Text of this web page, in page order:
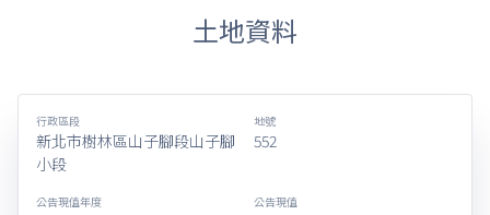
土地資料
行政區段
新北市樹林區山子腳段山子腳
小段
地號
552
公告現值年度 公告現值